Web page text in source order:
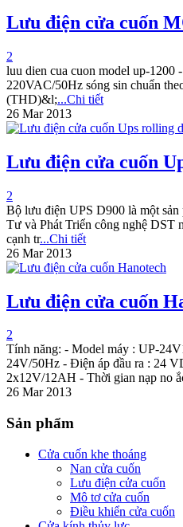
Lưu điện cửa cuốn
2
luu dien cua cuon model up-1200
220VAC/50Hz sóng sin chuẩn
(THD)&l;...Chi tiết
26 Mar 2013
Lưu điện cửa cuốn
2
Bộ lưu điện UPS D900 là một
Tư và Phát Triển công nghệ DST
cạnh tr...Chi tiết
26 Mar 2013
Lưu điện cửa cuốn
2
Tính năng: - Model máy : UP-
24V/50Hz - Điện áp đầu ra : 24
2x12V/12AH - Thời gian nạp no
26 Mar 2013
Sản phẩm
Cửa cuốn khe thoáng
Nan cửa cuốn
Lưu điện cửa cuốn
Mô tơ cửa cuốn
Điều khiển cửa cuốn